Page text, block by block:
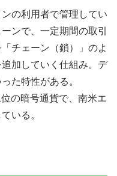
の利用者で管理してい
ンで、一定期間の取引
チェーン（鎖）」のよ
加していく仕組み。デ
た特性がある。
の暗号通貨で、南米エ
いる。